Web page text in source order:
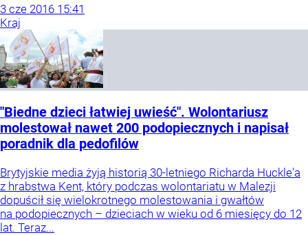
3 cze 2016 15:41
Kraj
"Biedne dzieci łatwiej uwieść". Wolontariusz
molestował nawet 200 podopiecznych i napisał
poradnik dla pedofilów
Brytyjskie media żyją historią 30-letniego Richarda Huckle'a
z hrabstwa Kent, który podczas wolontariatu w Malezji
dopuścił się wielokrotnego molestowania i gwałtów
na podopiecznych – dzieciach w wieku od 6 miesięcy do 12
lat. Teraz...